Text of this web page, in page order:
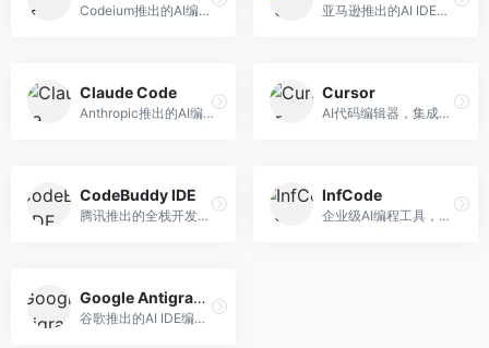
Codeium推出的AI编程工具，专注于代码智能辅助。面向开发者，提供代码补全、代码生成、代码解释等服务，多语言支持完善。 亚马逊推出的AI IDE，深度整合AWS云服务。面向AWS开发者，提供代码生成、云服务集成、部署自动化等服务，与AWS生态无缝衔接。
Claude Code
Anthropic推出的AI编程工具，基于Claude模型。面向开发者，提供代码生成、代码审查、调试辅助等服务，代码质量高，推理能力强。
Cursor
AI代码编辑器，集成GPT-4模型，专注于智能编程辅助。面向开发者，提供代码生成、代码解释、错误修复等服务，编程体验流畅，开发效率高。
CodeBuddy IDE
腾讯推出的全栈开发AI IDE，整合腾讯云服务。面向开发者，提供代码生成、调试辅助、部署服务等功能，与腾讯云生态深度整合。
InfCode
企业级AI编程工具，专注于团队协作开发。面向企业开发团队，提供代码生成、代码审查、团队协作等服务，企业级功能完善。
Google Antigravity
谷歌推出的AI IDE编程智能体，整合Google Cloud服务。面向谷歌生态开发者，提供智能编程辅助、云服务集成等功能。